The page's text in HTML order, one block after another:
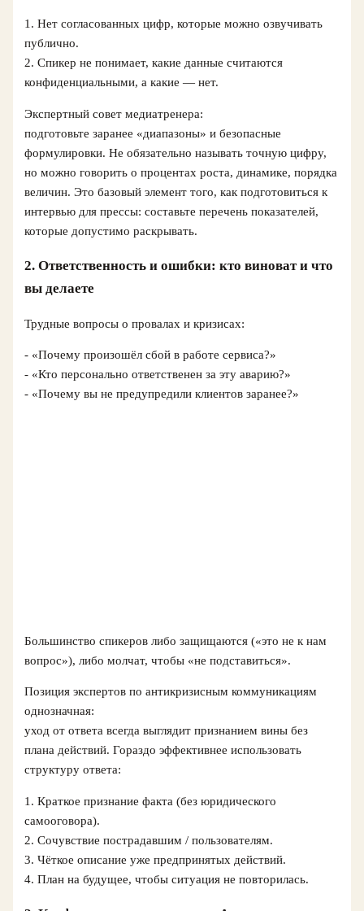
1. Нет согласованных цифр, которые можно озвучивать
публично.
2. Спикер не понимает, какие данные считаются
конфиденциальными, а какие — нет.
Экспертный совет медиатренера:
подготовьте заранее «диапазоны» и безопасные
формулировки. Не обязательно называть точную цифру,
но можно говорить о процентах роста, динамике, порядка
величин. Это базовый элемент того, как подготовиться к
интервью для прессы: составьте перечень показателей,
которые допустимо раскрывать.
2. Ответственность и ошибки: кто виноват и что
вы делаете
Трудные вопросы о провалах и кризисах:
- «Почему произошёл сбой в работе сервиса?»
- «Кто персонально ответственен за эту аварию?»
- «Почему вы не предупредили клиентов заранее?»
Большинство спикеров либо защищаются («это не к нам
вопрос»), либо молчат, чтобы «не подставиться».
Позиция экспертов по антикризисным коммуникациям
однозначная:
уход от ответа всегда выглядит признанием вины без
плана действий. Гораздо эффективнее использовать
структуру ответа:
1. Краткое признание факта (без юридического
самооговора).
2. Сочувствие пострадавшим / пользователям.
3. Чёткое описание уже предпринятых действий.
4. План на будущее, чтобы ситуация не повторилась.